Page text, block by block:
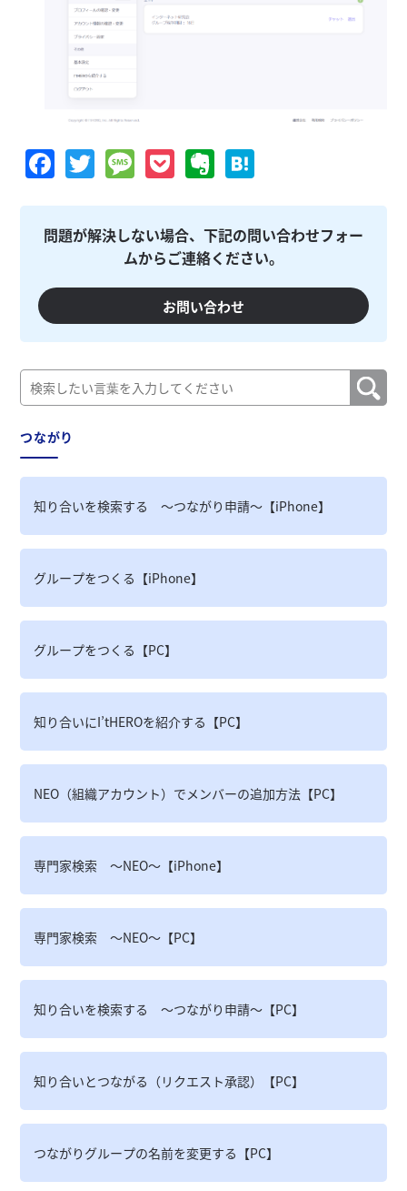
Facebook
Twitter
Message
PocketEvernote
問題が解決しない場合、下記の問い合わせフォー
ムからご連絡ください。
お問い合わせ
つながり
知り合いを検索する ～つながり申請～【iPhone】
グループをつくる【iPhone】
グループをつくる【PC】
知り合いにI’tHEROを紹介する【PC】
NEO（組織アカウント）でメンバーの追加方法【PC】
専門家検索 ～NEO～【iPhone】
専門家検索 ～NEO～【PC】
知り合いを検索する ～つながり申請～【PC】
知り合いとつながる（リクエスト承認）【PC】
つながりグループの名前を変更する【PC】